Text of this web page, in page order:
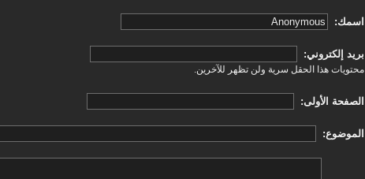
‏اسمك: ‏
‏بريد إلكتروني: ‏
محتويات هذا الحقل سرية ولن تظهر للآخرين.
‏الصفحة الأولى: ‏
‏الموضوع: ‏